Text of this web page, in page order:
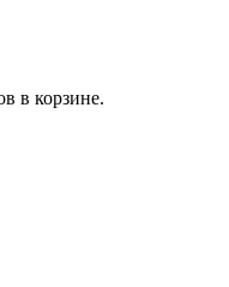
в корзине.